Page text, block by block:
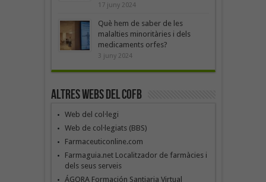
17 juny 2024
Què hem de saber de les
malalties minoritàries i dels
medicaments orfes?
3 juny 2024
Altres webs del COFB
Web del col·legi
Web de col·legiats (BBS)
Farmaceuticonline.com
Farmaguia.net Localitzador de farmàcies i
dels seus serveis
ÁGORA Formación Santiaria Virtual